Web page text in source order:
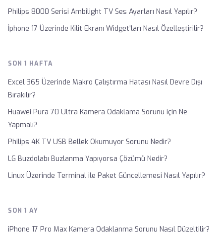
Philips 8000 Serisi Ambilight TV Ses Ayarları Nasıl Yapılır?
İphone 17 Üzerinde Kilit Ekranı Widget'ları Nasıl Özelleştirilir?
SON 1 HAFTA
Excel 365 Üzerinde Makro Çalıştırma Hatası Nasıl Devre Dışı
Bırakılır?
Huawei Pura 70 Ultra Kamera Odaklama Sorunu için Ne
Yapmalı?
Philips 4K TV USB Bellek Okumuyor Sorunu Nedir?
LG Buzdolabı Buzlanma Yapıyorsa Çözümü Nedir?
Linux Üzerinde Terminal ile Paket Güncellemesi Nasıl Yapılır?
SON 1 AY
iPhone 17 Pro Max Kamera Odaklanma Sorunu Nasıl Düzeltilir?